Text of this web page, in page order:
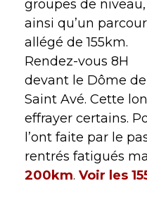
groupes de niveau,
ainsi qu’un
allégé de 155km.
Rendez-vous 8H
devant le Dôme de
Saint Avé. Cette
effrayer certains.
l’ont faite par le
rentrés fatigués
200km. Voir les